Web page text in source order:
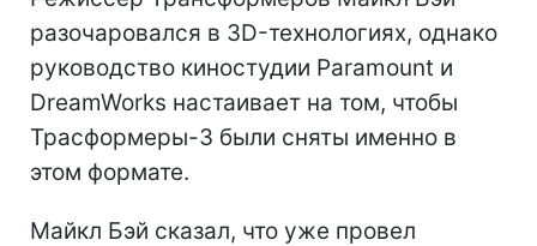
разочаровался в 3D-технологиях, однако
руководство киностудии Paramount и
DreamWorks настаивает на том, чтобы
Трасформеры-3 были сняты именно в
этом формате.
Майкл Бэй сказал, что уже провел